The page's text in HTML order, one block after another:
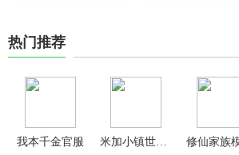
热门推荐
我本千金官服